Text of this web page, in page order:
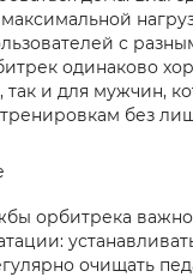
с
одинаково
и для мужчин,
без
орбитрека
очищать